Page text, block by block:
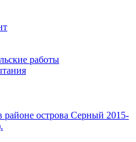
работы
острова Серный 2015-